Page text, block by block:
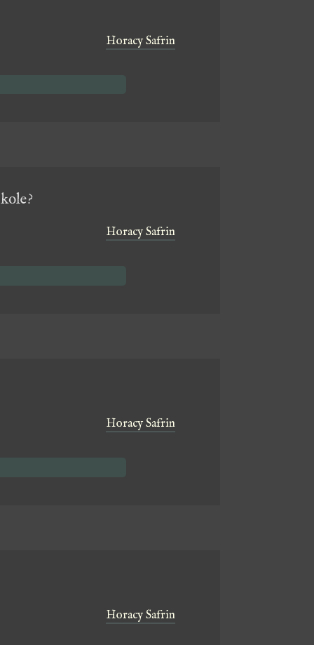
Horacy Safrin
Horacy Safrin
Horacy Safrin
Horacy Safrin